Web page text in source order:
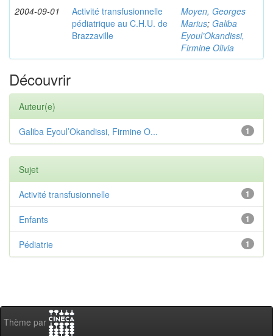
2004-09-01
Activité transfusionnelle
pédiatrique au C.H.U. de
Brazzaville
Moyen, Georges
Marius; Galiba
Eyoul’Okandissi,
Firmine Olivia
Découvrir
Auteur(e)
1
Galiba Eyoul’Okandissi, Firmine O...
Sujet
1
Activité transfusionnelle
1
Enfants
1
Pédiatrie
Thème par